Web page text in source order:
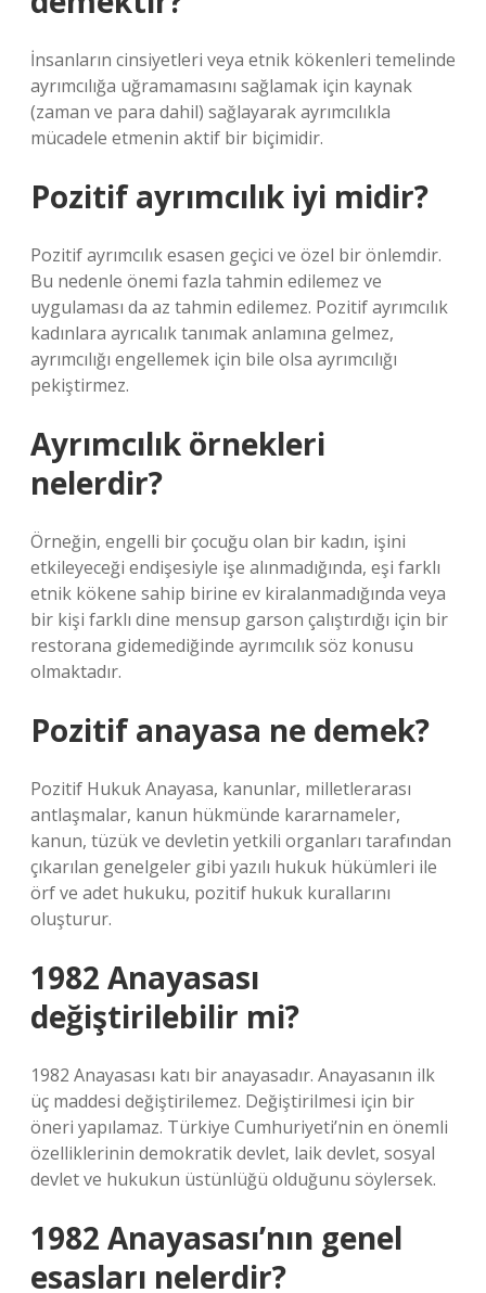
İnsanların cinsiyetleri veya etnik kökenleri temelinde
ayrımcılığa uğramamasını sağlamak için kaynak
(zaman ve para dahil) sağlayarak ayrımcılıkla
mücadele etmenin aktif bir biçimidir.
Pozitif ayrımcılık iyi midir?
Pozitif ayrımcılık esasen geçici ve özel bir önlemdir.
Bu nedenle önemi fazla tahmin edilemez ve
uygulaması da az tahmin edilemez. Pozitif ayrımcılık
kadınlara ayrıcalık tanımak anlamına gelmez,
ayrımcılığı engellemek için bile olsa ayrımcılığı
pekiştirmez.
Ayrımcılık örnekleri
nelerdir?
Örneğin, engelli bir çocuğu olan bir kadın, işini
etkileyeceği endişesiyle işe alınmadığında, eşi farklı
etnik kökene sahip birine ev kiralanmadığında veya
bir kişi farklı dine mensup garson çalıştırdığı için bir
restorana gidemediğinde ayrımcılık söz konusu
olmaktadır.
Pozitif anayasa ne demek?
Pozitif Hukuk Anayasa, kanunlar, milletlerarası
antlaşmalar, kanun hükmünde kararnameler,
kanun, tüzük ve devletin yetkili organları tarafından
çıkarılan genelgeler gibi yazılı hukuk hükümleri ile
örf ve adet hukuku, pozitif hukuk kurallarını
oluşturur.
1982 Anayasası
değiştirilebilir mi?
1982 Anayasası katı bir anayasadır. Anayasanın ilk
üç maddesi değiştirilemez. Değiştirilmesi için bir
öneri yapılamaz. Türkiye Cumhuriyeti’nin en önemli
özelliklerinin demokratik devlet, laik devlet, sosyal
devlet ve hukukun üstünlüğü olduğunu söylersek.
1982 Anayasası’nın genel
esasları nelerdir?